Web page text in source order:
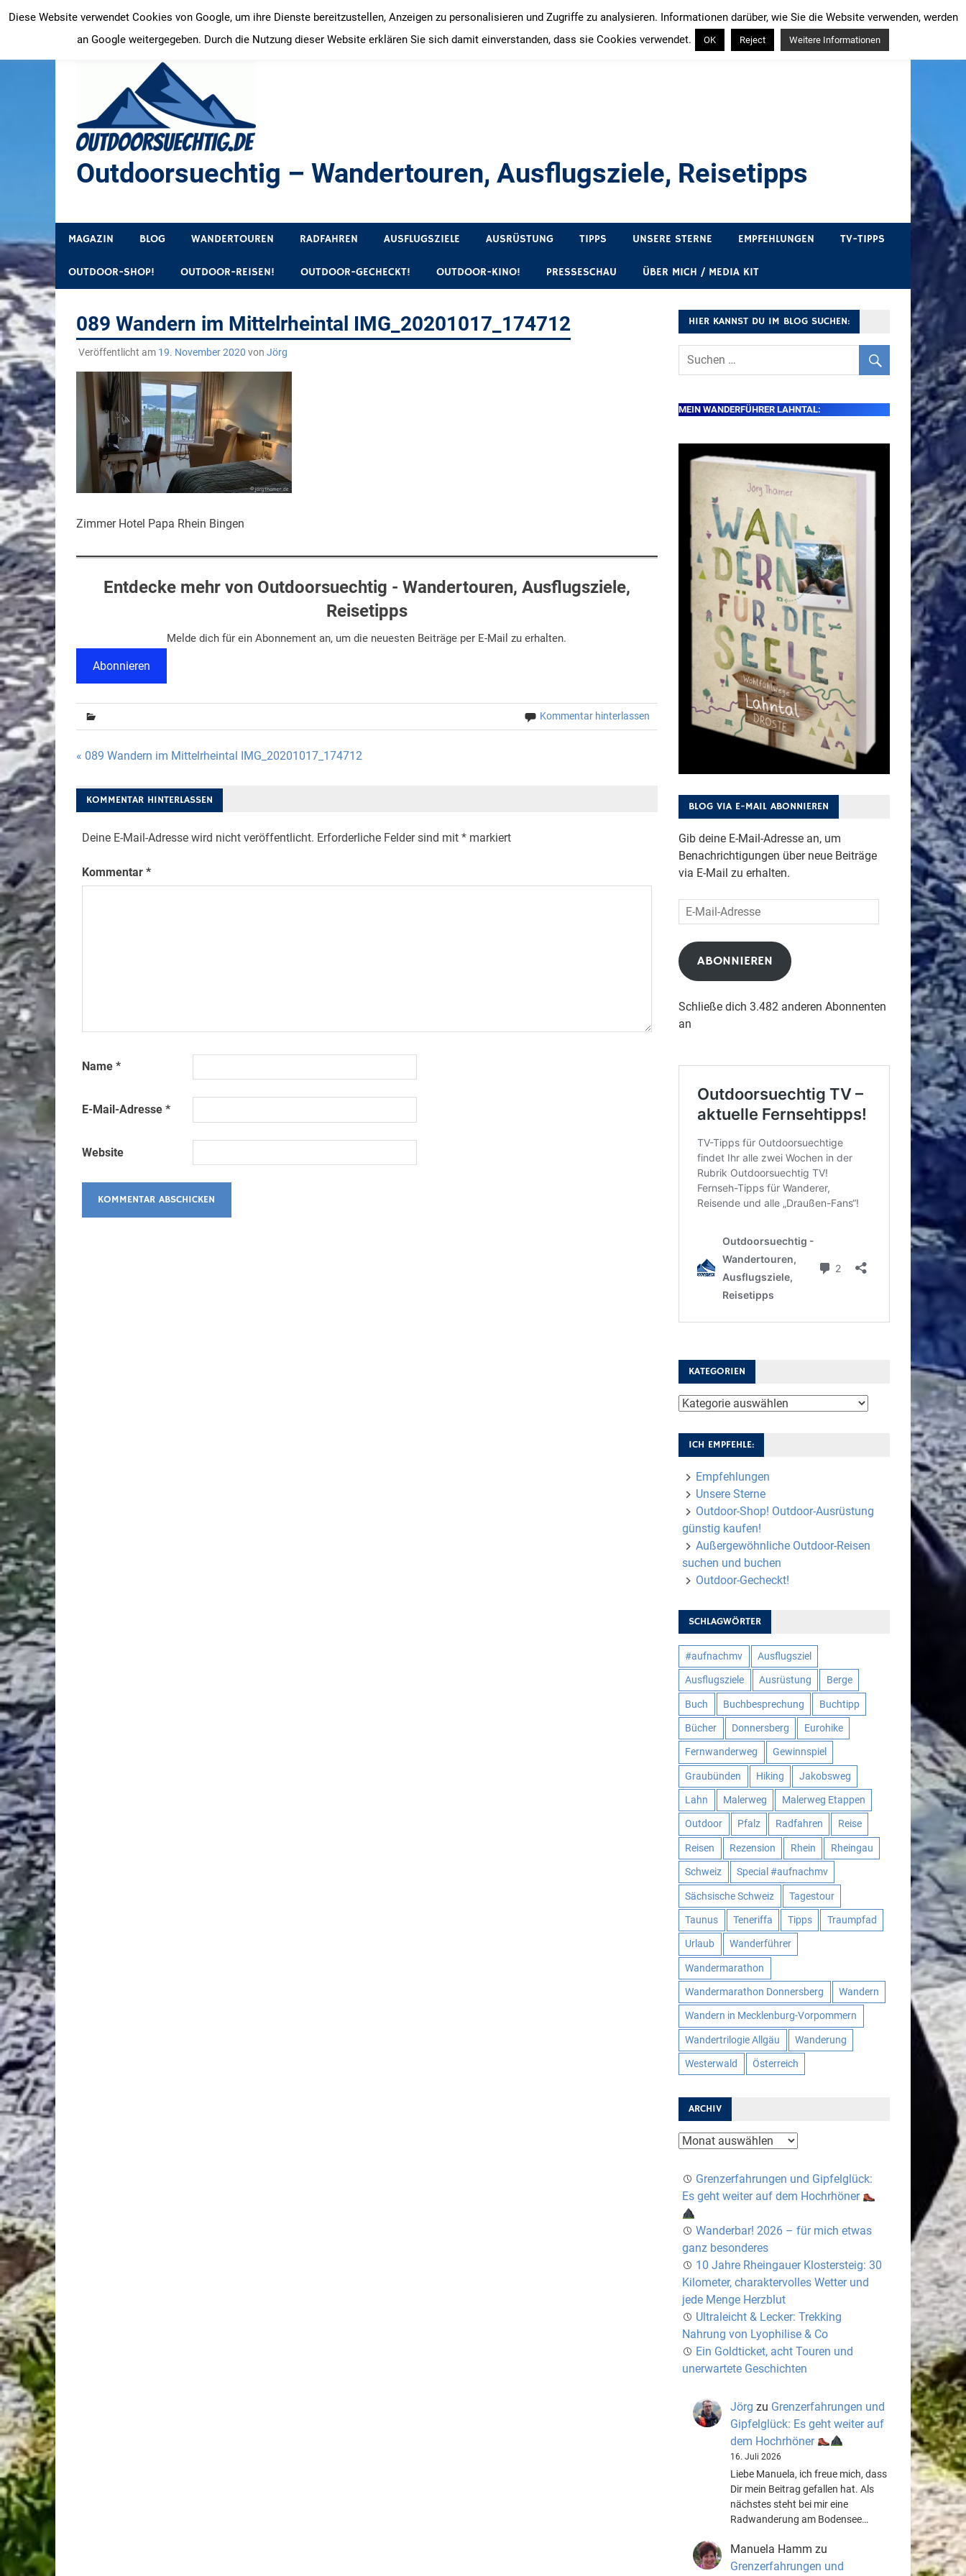
Inhalt
springen
Outdoorsuechtig – Wandertouren, Ausflugsziele, Reisetipps
MAGAZIN BLOG WANDERTOUREN RADFAHREN AUSFLUGSZIELE AUSRÜSTUNG TIPPS UNSERE STERNE EMPFEHLUNGEN TV-TIPPS
OUTDOOR-SHOP! OUTDOOR-REISEN! OUTDOOR-GECHECKT! OUTDOOR-KINO! PRESSESCHAU ÜBER MICH / MEDIA KIT
089 Wandern im Mittelrheintal IMG_20201017_174712
Veröffentlicht am 19. November 2020 von Jörg
Zimmer Hotel Papa Rhein Bingen
Entdecke mehr von Outdoorsuechtig - Wandertouren, Ausflugsziele,
Reisetipps
Melde dich für ein Abonnement an, um die neuesten Beiträge per E-Mail zu erhalten.
Abonnieren
Kommentar hinterlassen
Beitragsnavigation
« 089 Wandern im Mittelrheintal IMG_20201017_174712
KOMMENTAR HINTERLASSEN
Deine E-Mail-Adresse wird nicht veröffentlicht. Erforderliche Felder sind mit *markiert
Kommentar *
Name *
E-Mail-Adresse *
Website
HIER KANNST DU IM BLOG SUCHEN:
MEIN WANDERFÜHRER LAHNTAL:
BLOG VIA E-MAIL ABONNIEREN
Gib deine E-Mail-Adresse an, um
Benachrichtigungen über neue Beiträge
via E-Mail zu erhalten.
E-
Mail-
Adresse
ABONNIEREN
Schließe dich 3.482 anderen Abonnenten
an
KATEGORIEN
Kategorien
ICH EMPFEHLE:
Empfehlungen
Unsere Sterne
Outdoor-Shop! Outdoor-Ausrüstung
günstig kaufen!
Außergewöhnliche Outdoor-Reisen
suchen und buchen
Outdoor-Gecheckt!
SCHLAGWÖRTER
#aufnachmv Ausflugsziel
Ausflugsziele Ausrüstung Berge
Buch Buchbesprechung Buchtipp
Bücher Donnersberg Eurohike
Fernwanderweg Gewinnspiel
Graubünden Hiking Jakobsweg
Lahn Malerweg Malerweg Etappen
Outdoor Pfalz Radfahren Reise
Reisen Rezension Rhein Rheingau
Schweiz Special #aufnachmv
Sächsische Schweiz Tagestour
Taunus Teneriffa Tipps Traumpfad
Urlaub Wanderführer
Wandermarathon
Wandermarathon Donnersberg Wandern
Wandern in Mecklenburg-Vorpommern
Wandertrilogie Allgäu Wanderung
Westerwald Österreich
ARCHIV
Archiv
Grenzerfahrungen und Gipfelglück:
Es geht weiter auf dem Hochrhöner
Wanderbar! 2026 – für mich etwas
ganz besonderes
10 Jahre Rheingauer Klostersteig: 30
Kilometer, charaktervolles Wetter und
jede Menge Herzblut
Ultraleicht & Lecker: Trekking
Nahrung von Lyophilise & Co
Ein Goldticket, acht Touren und
unerwartete Geschichten
Jörg zu Grenzerfahrungen und
Gipfelglück: Es geht weiter auf
dem Hochrhöner
16. Juli 2026
Liebe Manuela, ich freue mich, dass
Dir mein Beitrag gefallen hat. Als
nächstes steht bei mir eine
Radwanderung am Bodensee…
Manuela Hamm zu
Grenzerfahrungen und
Diese Website verwendet Cookies von Google, um ihre Dienste bereitzustellen, Anzeigen zu personalisieren und Zugriffe zu analysieren. Informationen darüber, wie Sie die Website verwenden, werden
an Google weitergegeben. Durch die Nutzung dieser Website erklären Sie sich damit einverstanden, dass sie Cookies verwendet.
OK Reject Weitere Informationen